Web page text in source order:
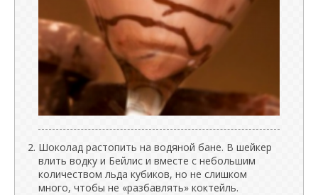
Шоколад растопить на водяной бане. В шейкер
влить водку и Бейлис и вместе с небольшим
количеством льда кубиков, но не слишком
много, чтобы не «разбавлять» коктейль.